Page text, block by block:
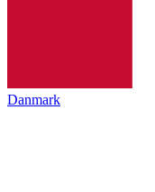
Danmark